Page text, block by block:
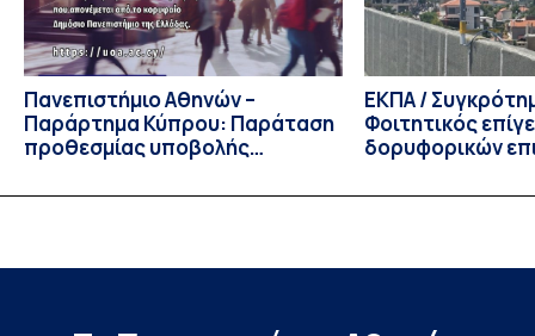
Πανεπιστήμιο Αθηνών –
Παράρτημα Κύπρου: Παράταση
προθεσμίας υποβολής
υποψηφίων
ΕΚΠΑ /
Φοιτητικός
δορυφορικών